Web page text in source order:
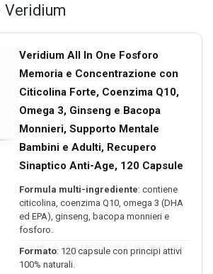
Veridium
Veridium All In One Fosforo
Memoria e Concentrazione con
Citicolina Forte, Coenzima Q10,
Omega 3, Ginseng e Bacopa
Monnieri, Supporto Mentale
Bambini e Adulti, Recupero
Sinaptico Anti-Age, 120 Capsule
Formula multi-ingrediente: contiene
citicolina, coenzima Q10, omega 3 (DHA
ed EPA), ginseng, bacopa monnieri e
fosforo.
Formato: 120 capsule con principi attivi
100% naturali.